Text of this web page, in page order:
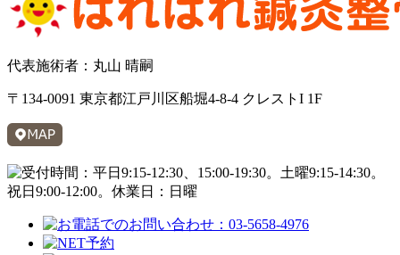
代表施術者：丸山 晴嗣
〒134-0091 東京都江戸川区船堀4-8-4 クレストI 1F